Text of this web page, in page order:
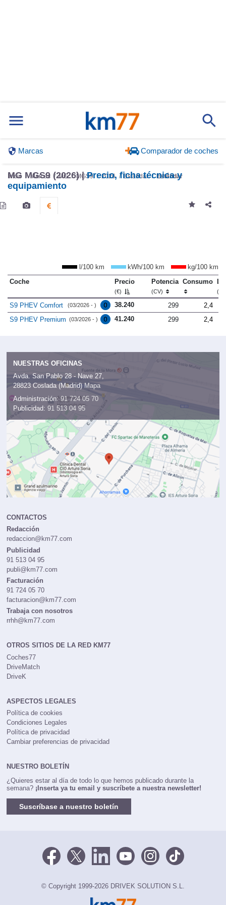
Marcas Comparador de coches
Inicio Marcas MG MGS9 2026 Estándar Estándar
MG MGS9 (2026) |Precio, ficha técnica y
equipamiento
l/100 km kWh/100 km
kg/100 km
Coche
Precio
(€)
Potencia
(CV)
Consumo
S9 PHEV Comfort (03/2026 - ) 38.240 299
2,4
S9 PHEV Premium (03/2026 - ) 41.240 299 2,4
NUESTRAS OFICINAS
Avda. San Pablo 28 - Nave 27,
28823 Coslada (Madrid) Mapa
Administración: 91 724 05 70
Publicidad: 91 513 04 95
CONTACTOS
Redacción
redaccion@km77.com
Publicidad
91 513 04 95
publi@km77.com
Facturación
91 724 05 70
facturacion@km77.com
Trabaja con nosotros
rrhh@km77.com
OTROS SITIOS DE LA RED KM77
Coches77
DriveMatch
DriveK
ASPECTOS LEGALES
Política de cookies
Condiciones Legales
Política de privacidad
Cambiar preferencias de privacidad
NUESTRO BOLETÍN
¿Quieres estar al día de todo lo que hemos publicado durante la
semana? ¡Inserta ya tu email y suscríbete a nuestra newsletter!
Suscríbase a nuestro boletín
© Copyright 1999-2026 DRIVEK SOLUTION S.L.